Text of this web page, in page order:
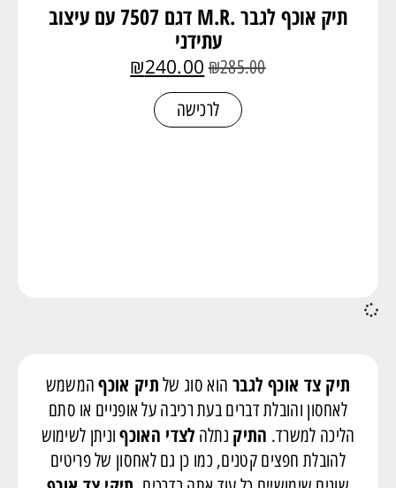
תיק אוכף לגבר .M.R דגם 7507 עם עיצוב
עתידני
₪285.00
₪240.00
לרכישה
תיק צד אוכף לגבר הוא סוג של תיק אוכףהמשמש
לאחסון והובלת דברים בעת רכיבה על אופניים או סתם
הליכה למשרד. התיק נתלה לצדי האוכףוניתן לשימוש
להובלת חפצים קטנים, כמו כן גם לאחסון של פריטים